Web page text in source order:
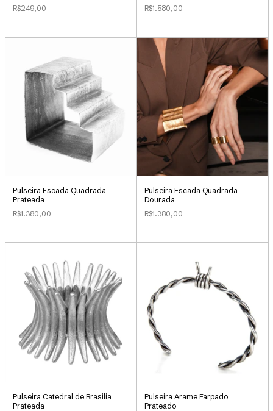
R$249,00
R$1.580,00
Pulseira Escada Quadrada
Prateada
R$1.380,00
Pulseira Escada Quadrada
Dourada
R$1.380,00
Pulseira Catedral de Brasilia
Prateada
Pulseira Arame Farpado
Prateado